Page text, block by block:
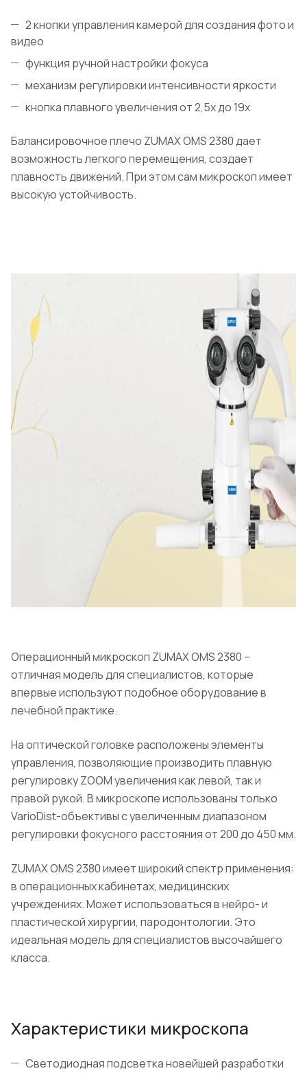
2 кнопки управления камерой для создания фото и
видео
функция ручной настройки фокуса
механизм регулировки интенсивности яркости
кнопка плавного увеличения от 2,5х до 19х
Балансировочное плечо ZUMAX OMS 2380 дает
возможность легкого перемещения, создает
плавность движений. При этом сам микроскоп имеет
высокую устойчивость.
Операционный микроскоп ZUMAX OMS 2380 –
отличная модель для специалистов, которые
впервые используют подобное оборудование в
лечебной практике.
На оптической головке расположены элементы
управления, позволяющие производить плавную
регулировку ZOOM увеличения как левой, так и
правой рукой. В микроскопе использованы только
VarioDist-объективы с увеличенным диапазоном
регулировки фокусного расстояния от 200 до 450 мм.
ZUMAX OMS 2380 имеет широкий спектр применения:
в операционных кабинетах, медицинских
учреждениях. Может использоваться в нейро- и
пластической хирургии, пародонтологии. Это
идеальная модель для специалистов высочайшего
класса.
Характеристики микроскопа
Светодиодная подсветка новейшей разработки